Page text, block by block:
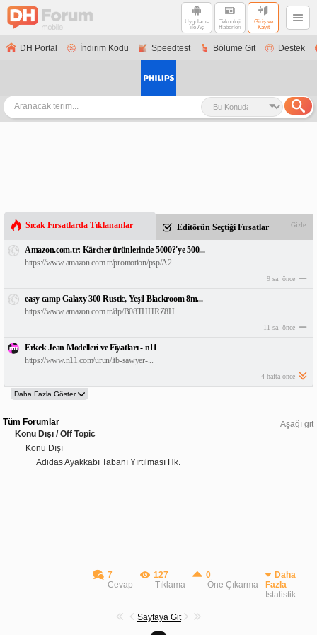
Uygulama
ile Aç
Teknoloji
Haberleri
Giriş ve
Kayıt
DH Portal İndirim Kodu Speedtest Bölüme Git Destek
Sıcak Fırsatlarda Tıklananlar Editörün Seçtiği Fırsatlar Gizle
Amazon.com.tr: Kärcher ürünlerinde 5000?'ye 500...
https://www.amazon.com.tr/promotion/psp/A2...
9 sa. önce
easy camp Galaxy 300 Rustic, Yeşil Blackroom 8m...
https://www.amazon.com.tr/dp/B08THHRZ8H
11 sa. önce
Erkek Jean Modelleri ve Fiyatları - n11
https://www.n11.com/urun/ltb-sawyer-...
4 hafta önce
Aşağı git
Tüm Forumlar
Konu Dışı / Off Topic
Konu Dışı
Adidas Ayakkabı Tabanı Yırtılması Hk.
7
Cevap
127
Tıklama
0
Öne Çıkarma
Daha
Fazla
İstatistik
Sayfaya Git